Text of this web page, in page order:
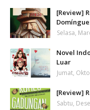
[Review]
Selasa,
Novel
Luar
Jumat,
[Review]
Sabtu,